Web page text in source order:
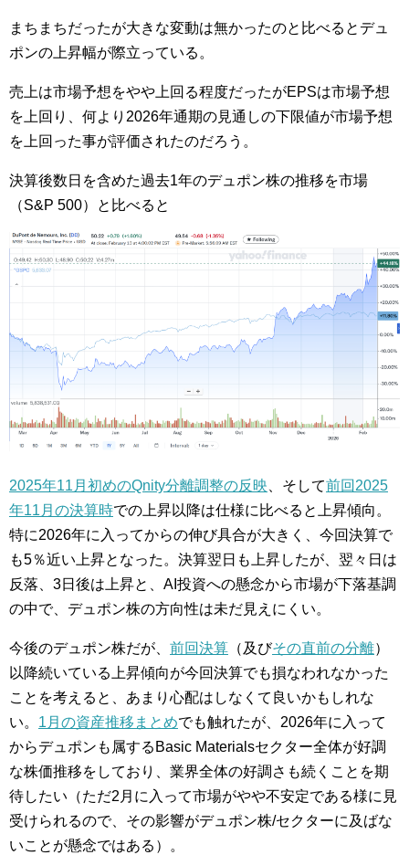
まちまちだったが大きな変動は無かったのと比べるとデュ
ポンの上昇幅が際立っている。
売上は市場予想をやや上回る程度だったがEPSは市場予想
を上回り、何より2026年通期の見通しの下限値が市場予想
を上回った事が評価されたのだろう。
決算後数日を含めた過去1年のデュポン株の推移を市場
（S&P 500）と比べると
2025年11月初めのQnity分離調整の反映 、そして前回2025
年11月の決算時での上昇以降は仕様に比べると上昇傾向。
特に2026年に入ってからの伸び具合が大きく、今回決算で
も5％近い上昇となった。決算翌日も上昇したが、翌々日は
反落、3日後は上昇と、AI投資への懸念から市場が下落基調
の中で、デュポン株の方向性は未だ見えにくい。
今後のデュポン株だが、 前回決算 （及びその直前の分離）
以降続いている上昇傾向が今回決算でも損なわれなかった
ことを考えると、あまり心配はしなくて良いかもしれな
い。 1月の資産推移まとめでも触れたが、2026年に入って
からデュポンも属するBasic Materialsセクター全体が好調
な株価推移をしており、業界全体の好調さも続くことを期
待したい（ただ2月に入って市場がやや不安定である様に見
受けられるので、その影響がデュポン株/セクターに及ばな
いことが懸念ではある）。